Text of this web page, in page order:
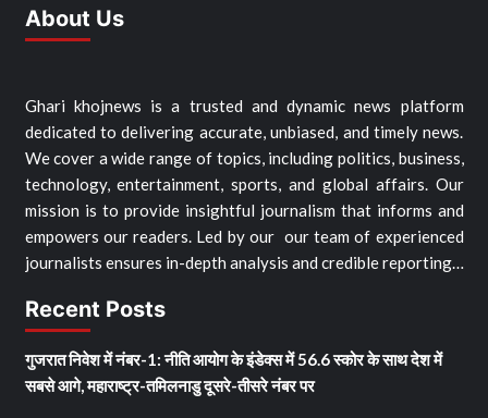
About Us
Ghari khojnews is a trusted and dynamic news platform
dedicated to delivering accurate, unbiased, and timely news.
We cover a wide range of topics, including politics, business,
technology, entertainment, sports, and global affairs. Our
mission is to provide insightful journalism that informs and
empowers our readers. Led by our our team of experienced
journalists ensures in-depth analysis and credible reporting…
Recent Posts
गुजरात निवेश में नंबर-1: नीति आयोग के इंडेक्स में 56.6 स्कोर के साथ देश में
सबसे आगे, महाराष्ट्र-तमिलनाडु दूसरे-तीसरे नंबर पर